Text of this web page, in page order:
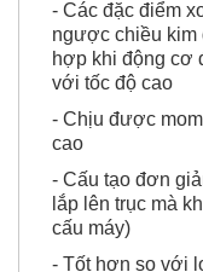
điểm của dòng
- Các đặc điểm
ngược chiều kim
hợp khi động cơ
với tốc độ cao
- Chịu được
cao
- Cấu tạo đơn
lắp lên trục mà
cấu máy)